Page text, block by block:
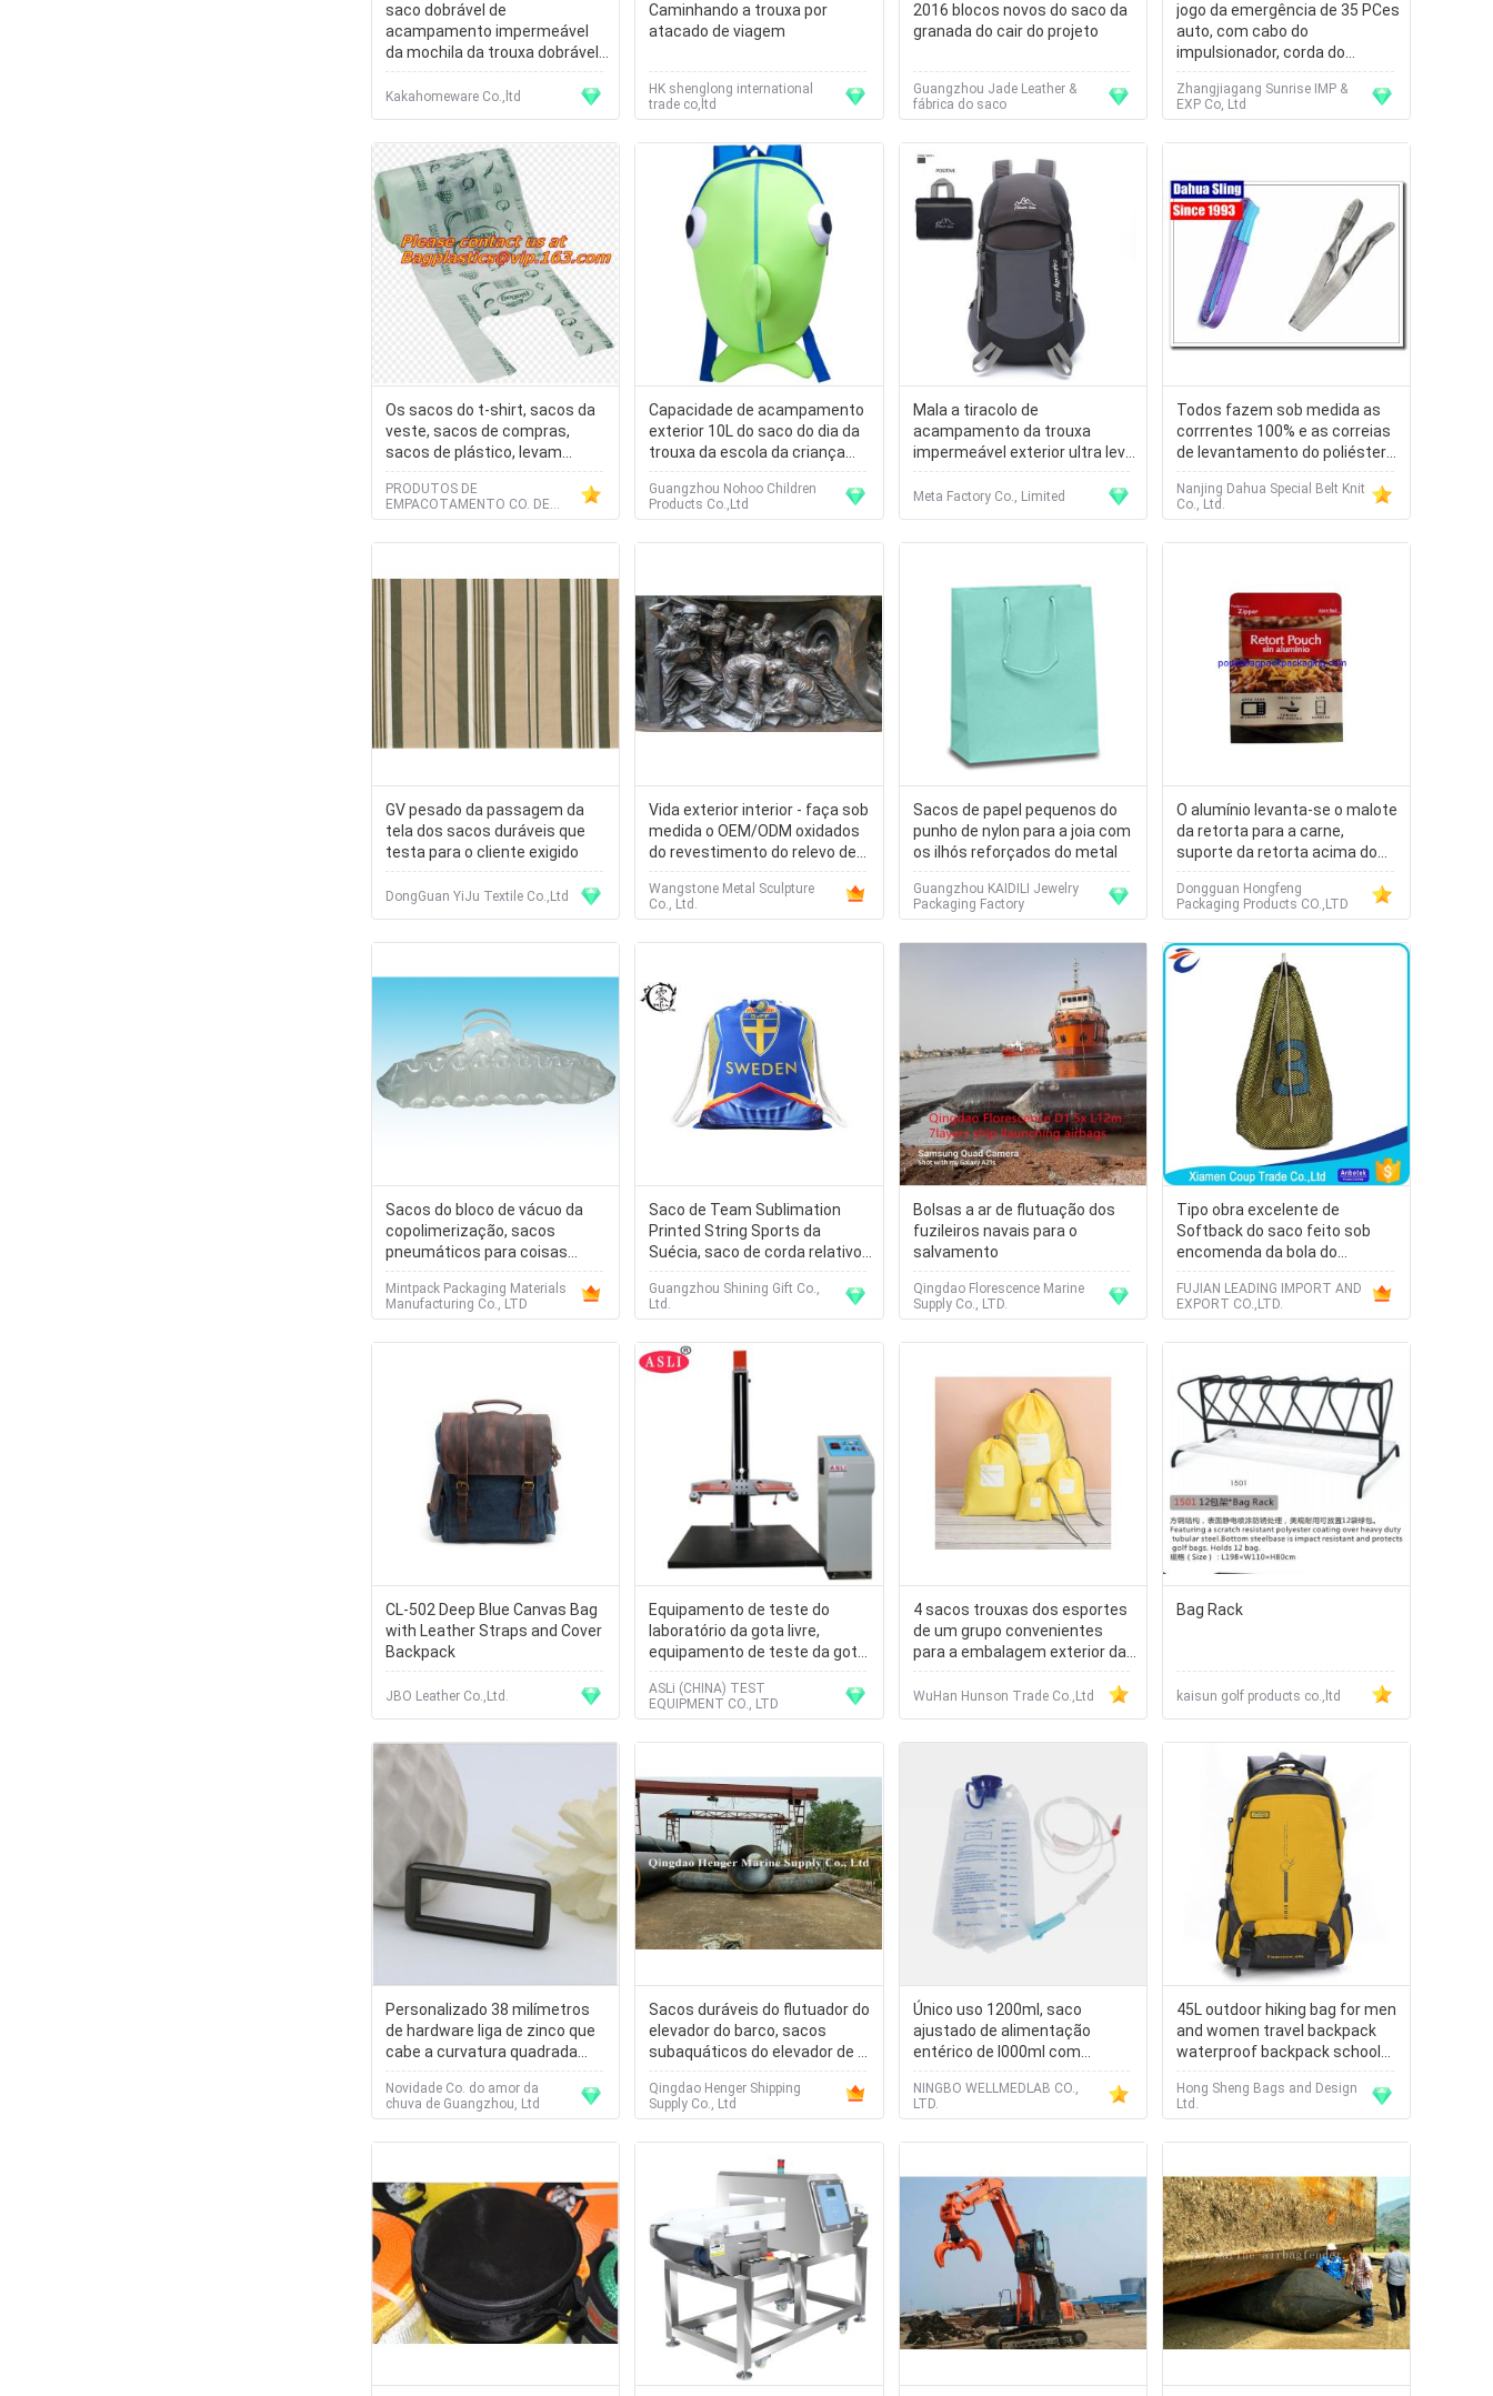
saco dobrável de
acampamento impermeável
da mochila da trouxa dobrável
da camuflagem 20L
Kakahomeware Co.,ltd
Caminhando a trouxa por
atacado de viagem
HK shenglong international
trade co,ltd
2016 blocos novos do saco da
granada do cair do projeto
Guangzhou Jade Leather &
fábrica do saco
jogo da emergência de 35 PCes
auto, com cabo do
impulsionador, corda do
reboque, luvas, revestimento
de chuva, veste reflexiva
Zhangjiagang Sunrise IMP &
EXP Co, Ltd
Os sacos do t-shirt, sacos da
veste, sacos de compras,
sacos de plástico, levam
sacos, portador, camiseta
interioa, LD, HD
PRODUTOS DE
EMPACOTAMENTO CO. DE
YANTAI BAGEASE, LTD.
Capacidade de acampamento
exterior 10L do saco do dia da
trouxa da escola da criança
grande - 20L
Guangzhou Nohoo Children
Products Co.,Ltd
Mala a tiracolo de
acampamento da trouxa
impermeável exterior ultra leve
dobrável do alpinismo da
trouxa 35L
Meta Factory Co., Limited
Todos fazem sob medida as
corrrentes 100% e as correias
de levantamento do poliéster
de 1 toneladas - AS1353-1997
de 20 toneladas
Nanjing Dahua Special Belt Knit
Co., Ltd.
GV pesado da passagem da
tela dos sacos duráveis que
testa para o cliente exigido
DongGuan YiJu Textile Co.,Ltd
Vida exterior interior - faça sob
medida o OEM/ODM oxidados
do revestimento do relevo de
bronze aceitáveis
Wangstone Metal Sculpture
Co., Ltd.
Sacos de papel pequenos do
punho de nylon para a joia com
os ilhós reforçados do metal
Guangzhou KAIDILI Jewelry
Packaging Factory
O alumínio levanta-se o malote
da retorta para a carne,
suporte da retorta acima do
produto comestível dos sacos
Dongguan Hongfeng
Packaging Products CO.,LTD
Sacos do bloco de vácuo da
copolimerização, sacos
pneumáticos para coisas
facilmente quebradas
Mintpack Packaging Materials
Manufacturing Co., LTD
Saco de Team Sublimation
Printed String Sports da
Suécia, saco de corda relativo
à promoção feito sob
encomenda da tração da praia
Guangzhou Shining Gift Co.,
Ltd.
Bolsas a ar de flutuação dos
fuzileiros navais para o
salvamento
Qingdao Florescence Marine
Supply Co., LTD.
Tipo obra excelente de
Softback do saco feito sob
encomenda da bola do
basquetebol dos sacos dos
esportes
FUJIAN LEADING IMPORT AND
EXPORT CO.,LTD.
CL-502 Deep Blue Canvas Bag
with Leather Straps and Cover
Backpack
JBO Leather Co.,Ltd.
Equipamento de teste do
laboratório da gota livre,
equipamento de teste da gota
da caixa da caixa para o peso
60kg máximo
ASLi (CHINA) TEST
EQUIPMENT CO., LTD
4 sacos trouxas dos esportes
de um grupo convenientes
para a embalagem exterior da
roupa do curso
WuHan Hunson Trade Co.,Ltd
Bag Rack
kaisun golf products co.,ltd
Personalizado 38 milímetros
de hardware liga de zinco que
cabe a curvatura quadrada
para sacos
Novidade Co. do amor da
chuva de Guangzhou, Ltd
Sacos duráveis do flutuador do
elevador do barco, sacos
subaquáticos do elevador de ar
do salvamento do barco
pneumático
Qingdao Henger Shipping
Supply Co., Ltd
Único uso 1200ml, saco
ajustado de alimentação
entérico de l000ml com
tampão de parafuso, anel de
suspensão WL3005
NINGBO WELLMEDLAB CO.,
LTD.
45L outdoor hiking bag for men
and women travel backpack
waterproof backpack school
bag
Hong Sheng Bags and Design
Ltd.